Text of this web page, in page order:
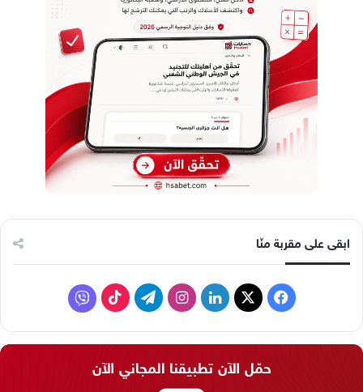
ابقى على مقربة منّا
ف
ت
ف
حمّل الآن تطبيقنا المجاني الآن